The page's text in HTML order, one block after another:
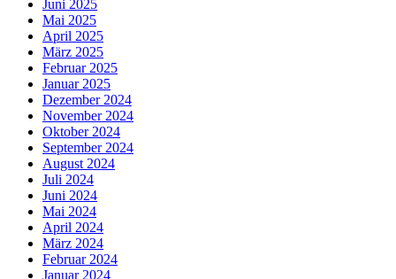
Juni 2025
Mai 2025
April 2025
März 2025
Februar 2025
Januar 2025
Dezember 2024
November 2024
Oktober 2024
September 2024
August 2024
Juli 2024
Juni 2024
Mai 2024
April 2024
März 2024
Februar 2024
Januar 2024